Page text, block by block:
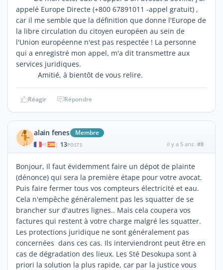
appelé Europe Directe (+800 67891011 -appel gratuit) ,
car il me semble que la définition que donne l'Europe de
la libre circulation du citoyen européen au sein de
l'Union européenne n'est pas respectée ! La personne
qui a enregistré mon appel, m'a dit transmettre aux
services juridiques.
Amitié, à bientôt de vous relire.
Réagir Répondre
alain fenes Membre
| 13POSTS il y a 5 ans #8
Bonjour, Il faut évidemment faire un dépot de plainte
(dénonce) qui sera la première étape pour votre avocat.
Puis faire fermer tous vos compteurs électricité et eau.
Cela n'empêche généralement pas les squatter de se
brancher sur d'autres lignes.. Mais cela coupera vos
factures qui restent à votre charge malgré les squatter.
Les protections juridique ne sont généralement pas
concernées dans ces cas. Ils interviendront peut être en
cas de dégradation des lieux. Les Sté Desokupa sont à
priori la solution la plus rapide, car par la justice vous